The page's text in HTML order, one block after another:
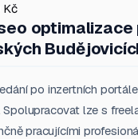
Kč
po inzertních
lze s
pracujícími